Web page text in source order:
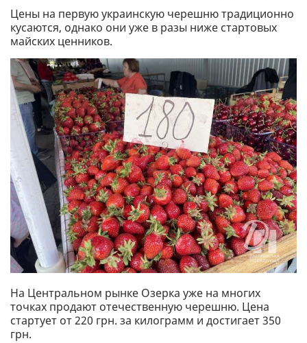
Цены на первую украинскую черешню традиционно
кусаются, однако они уже в разы ниже стартовых
майских ценников.
На Центральном рынке Озерка уже на многих
точках продают отечественную черешню. Цена
стартует от 220 грн. за килограмм и достигает 350
грн.